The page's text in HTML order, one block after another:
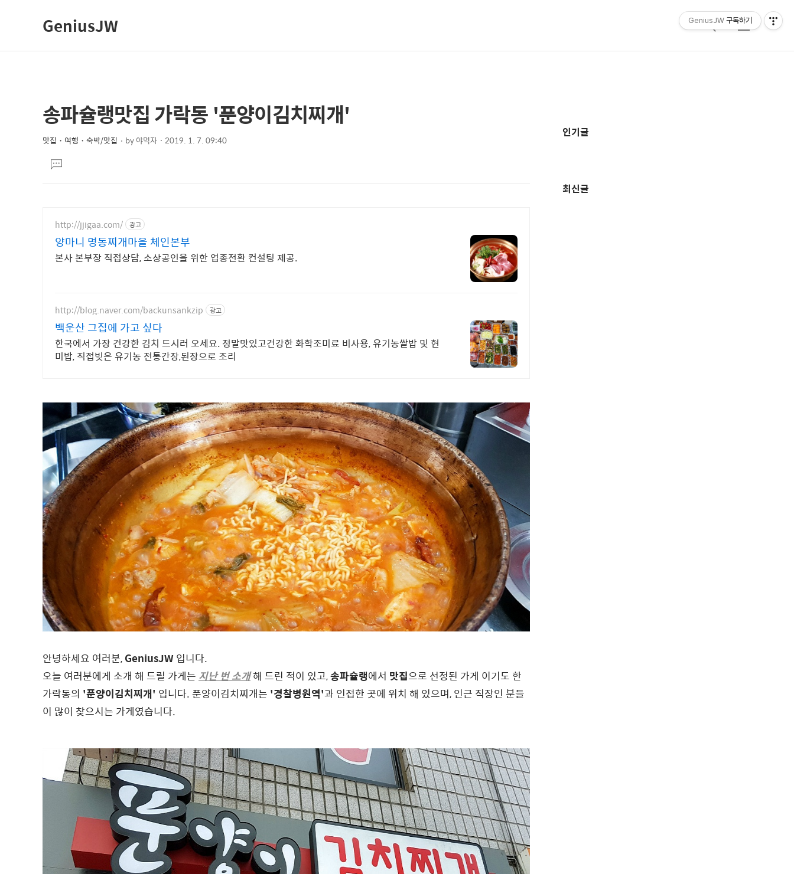
GeniusJW
검
메
상
세
컨
텐
본
문
제
송파슐랭맛집 가락동 '푼양이김치찌개'
맛집・여행・숙박/맛집 by야먹자 2019. 1. 7. 09:40
문댓
글
http://jjigaa.com/ 광고
양마니 명동찌개마을 체인본부
본사 본부장 직접상담, 소상공인을 위한 업종전환 컨설팅 제공.
http://blog.naver.com/backunsankzip 광고
백운산 그집에 가고 싶다
한국에서 가장 건강한 김치 드시러 오세요. 정말맛있고건강한 화학조미료 비사용, 유기농쌀밥 및 현
미밥, 직접빚은 유기농 전통간장,된장으로 조리
안녕하세요 여러분,GeniusJW입니다.
오늘 여러분에게 소개 해 드릴 가게는 지난 번 소개해 드린 적이 있고,송파슐랭에서 맛집으로 선정된 가게 이기도 한
가락동의 '푼양이김치찌개' 입니다. 푼양이김치찌개는 '경찰병원역'과 인접한 곳에 위치 해 있으며, 인근 직장인 분들
이 많이 찾으시는 가게였습니다.
가
인기글
최신글
GeniusJW 구독하기